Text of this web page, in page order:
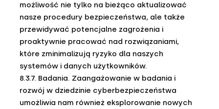
możliwość nie tylko na bieżąco aktualizować
nasze procedury bezpieczeństwa, ale także
przewidywać potencjalne zagrożenia i
proaktywnie pracować nad rozwiązaniami,
które zminimalizują ryzyko dla naszych
systemów i danych użytkowników.
8.3.7. Badania. Zaangażowanie w badania i
rozwój w dziedzinie cyberbezpieczeństwa
umożliwia nam również eksplorowanie nowych